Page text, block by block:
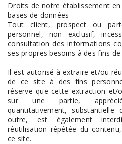
Droits de notre établissement
bases de données
Tout client, prospect ou
personnel, non exclusif,
consultation des informations
ses propres besoins à des fins
Il est autorisé à extraire et/ou
de ce site à des fins
réserve que cette extraction et/
sur une partie,
quantitativement,
outre, est également
réutilisation répétée du
ce site.